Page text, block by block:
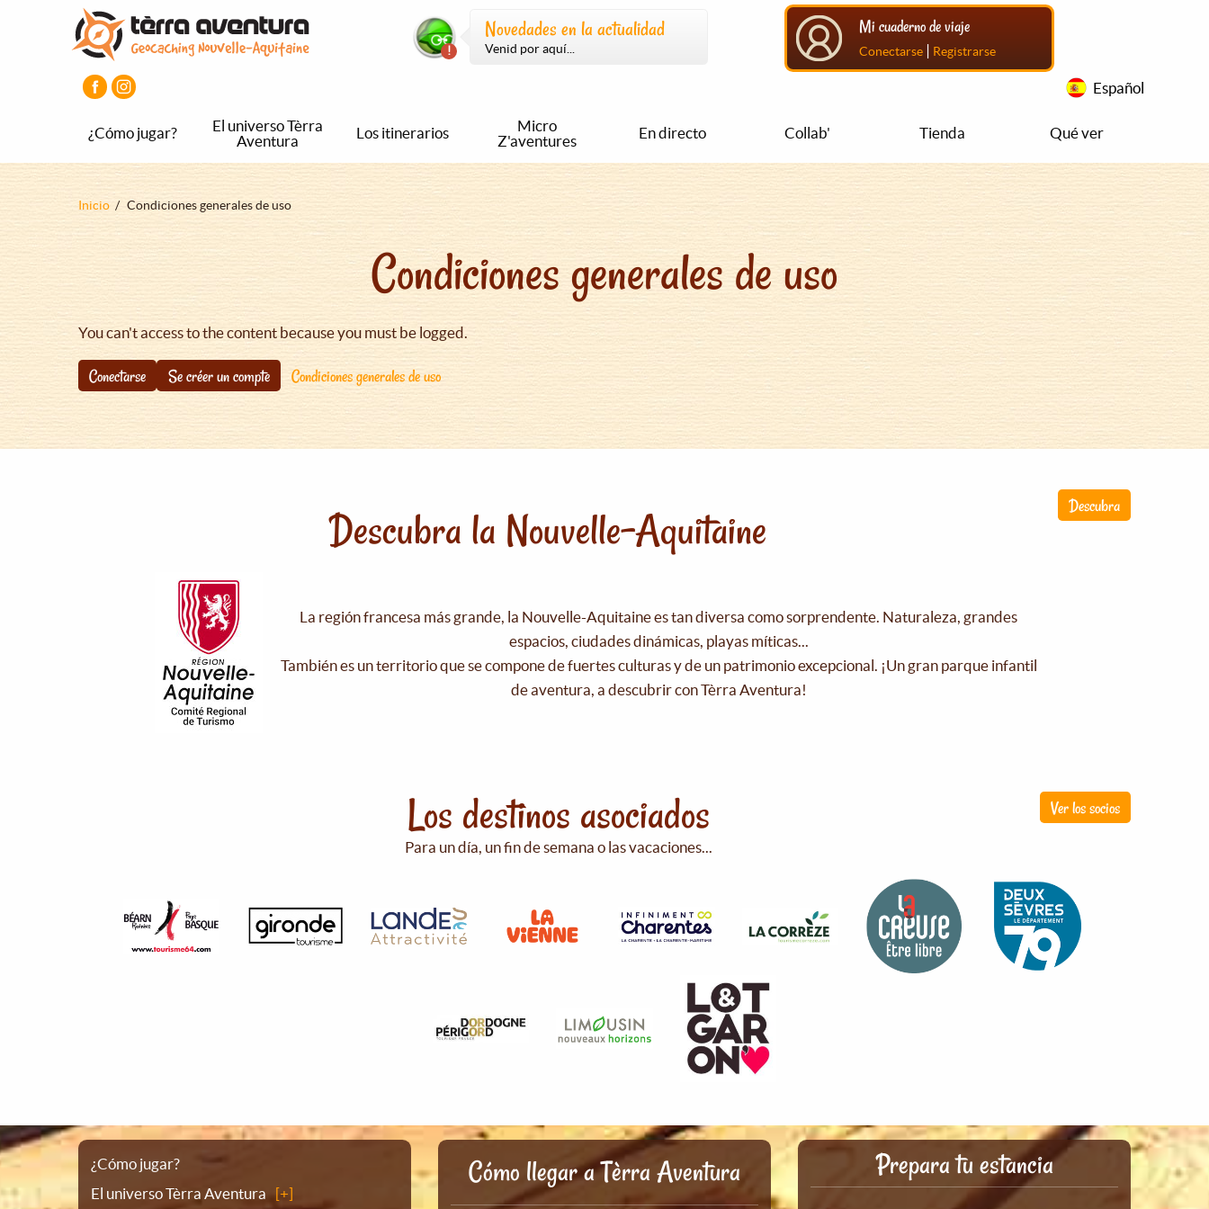
Novedades en la actualidad
Venid por aquí...
Mi cuaderno de viaje
Conectarse | Registrarse
Español
¿Cómo jugar?
El universo Tèrra
Aventura
Los itinerarios
Micro
Z'aventures
En directo Collab' Tienda Qué ver
Sobrescribir
ayuda
la
navegación
Inicio Condiciones generales de uso
Condiciones generales de uso
You can't access to the content because you must be logged.
Conectarse Se créer un compte Condiciones generales de uso
Descubra
Descubra la Nouvelle-Aquitaine
La región francesa más grande, la Nouvelle-Aquitaine es tan diversa como sorprendente. Naturaleza, grandes
espacios, ciudades dinámicas, playas míticas...
También es un territorio que se compone de fuertes culturas y de un patrimonio excepcional. ¡Un gran parque infantil
de aventura, a descubrir con Tèrra Aventura!
Ver los socios
Los destinos asociados
Para un día, un fin de semana o las vacaciones...
Plano
¿Cómo jugar?
El universo Tèrra Aventura
Cómo llegar a Tèrra Aventura Prepara tu estancia